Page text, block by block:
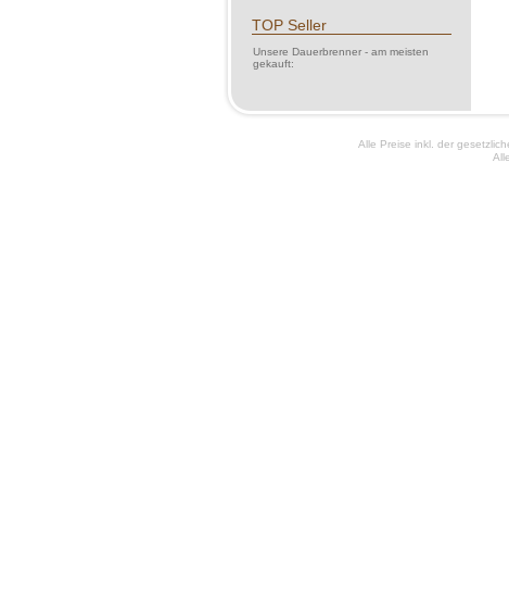
TOP Seller
Unsere Dauerbrenner - am meisten
gekauft:
Alle Preise inkl. der